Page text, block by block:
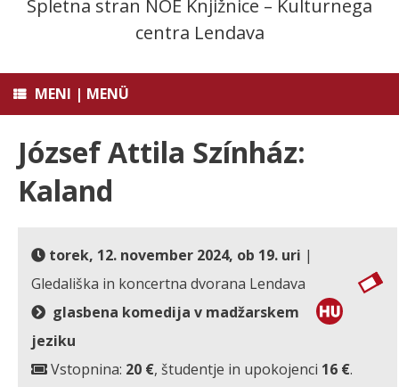
Spletna stran NOE Knjižnice – Kulturnega
centra Lendava
MENI | MENÜ
József Attila Színház:
Kaland
torek, 12. november 2024, ob 19. uri |
Gledališka in koncertna dvorana Lendava
glasbena komedija v madžarskem
jeziku
Vstopnina: 20 €, študentje in upokojenci 16 €.